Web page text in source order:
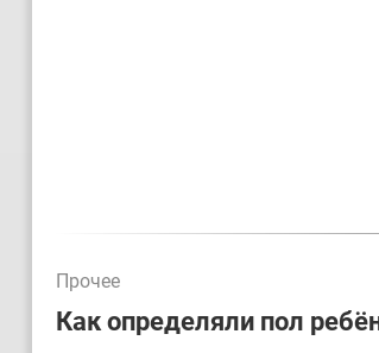
Прочее
Как определяли пол